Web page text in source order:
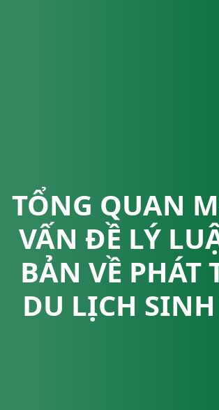
TỔNG QUAN
VẤN ĐỀ LÝ
BẢN VỀ PHÁT
DU LỊCH